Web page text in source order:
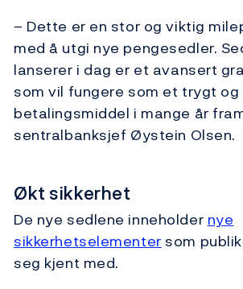
– Dette er en stor og viktig
med å utgi nye pengesedler.
lanserer i dag er et avansert
som vil fungere som et trygt
betalingsmiddel i mange år
sentralbanksjef Øystein Olsen.
Økt sikkerhet
De nye sedlene inneholder nye
sikkerhetselementer som
seg kjent med.